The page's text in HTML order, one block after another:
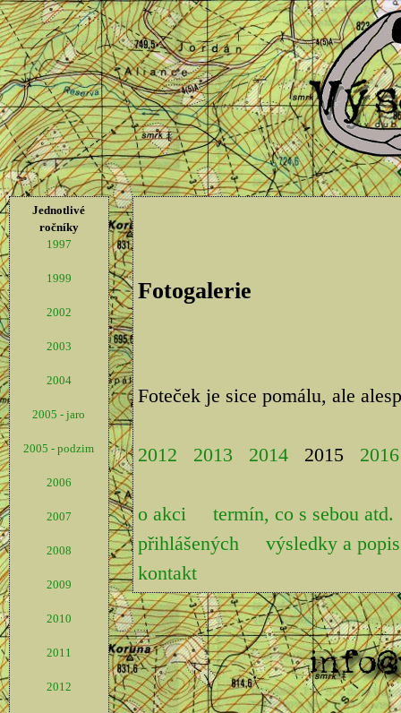
Jednotlivé
ročníky
1997
1999
2002
2003
2004
2005 - jaro
2005 - podzim
2006
2007
2008
2009
2010
2011
2012
Fotogalerie
Foteček je sice pomálu, ale
2012 2013 20142015 2016
o akci
termín, co s sebou atd.
přihlášených
výsledky a
kontakt